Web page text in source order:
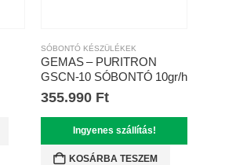
SÓBONTÓ KÉSZÜLÉKEK
GEMAS – PURITRON
GSCN-10 SÓBONTÓ 10gr/h
355.990 Ft
Ingyenes szállítás!
KOSÁRBA TESZEM